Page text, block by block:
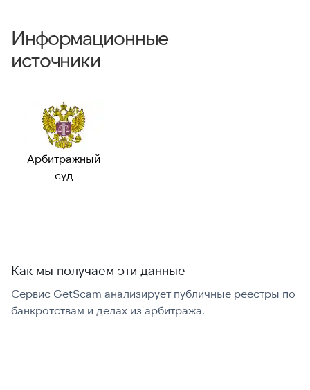
Europe/Bucharest,
Валидный номер:
Возможный
номер:
Можно набрать
международно:
Информационные
источники
Арбитражный
суд
Как мы получаем эти данные
Сервис GetScam анализирует публичные реестры по
банкротствам и делах из арбитража.